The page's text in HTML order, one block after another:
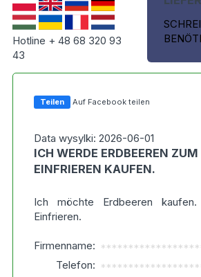
Hotline + 48 68 320 93
43
Teilen Auf Facebook teilen
Data wysylki: 2026-06-01
ICH WERDE ERDBEEREN ZUM
EINFRIEREN KAUFEN.
Ich möchte Erdbeeren
Einfrieren.
Firmenname:
Telefon: